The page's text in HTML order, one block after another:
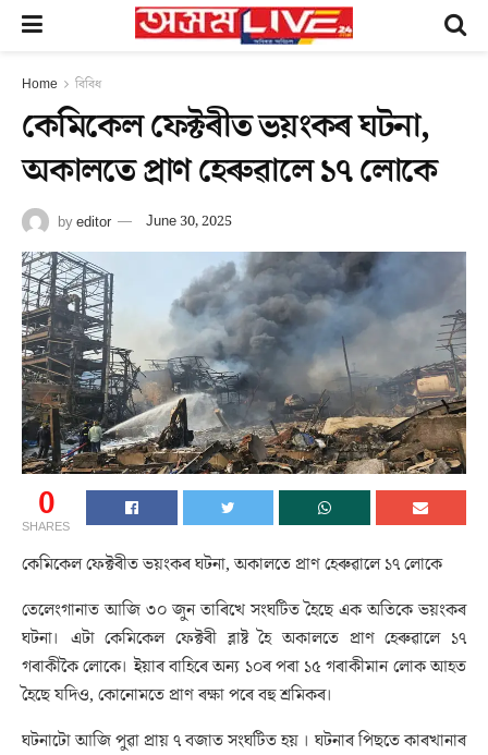
Home বিবিধ
কেমিকেল ফেক্টৰীত ভয়ংকৰ ঘটনা,
অকালতে প্ৰাণ হেৰুৱালে ১৭ লোকে
byeditor June 30, 2025
0
SHARES
কেমিকেল ফেক্টৰীত ভয়ংকৰ ঘটনা, অকালতে প্ৰাণ হেৰুৱালে ১৭ লোকে
তেলেংগানাত আজি ৩০ জুন তাৰিখে সংঘটিত হৈছে এক অতিকে ভয়ংকৰ
ঘটনা। এটা কেমিকেল ফেক্টৰী ব্লাষ্ট হৈ অকালতে প্ৰাণ হেৰুৱালে ১৭
গৰাকীকৈ লোকে। ইয়াৰ বাহিৰে অন্য ১০ৰ পৰা ১৫ গৰাকীমান লোক আহত
হৈছে যদিও, কোনোমতে প্ৰাণ ৰক্ষা পৰে বহু শ্ৰমিকৰ।
ঘটনাটো আজি পুৱা প্ৰায় ৭ বজাত সংঘটিত হয় । ঘটনাৰ পিছতে কাৰখানাৰ